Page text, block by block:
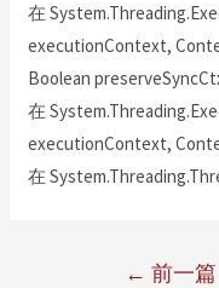
在
executionContext,
Boolean
在
executionContext,
在
← 前一篇